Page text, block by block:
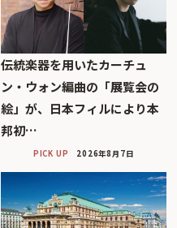
伝統楽器を用いたカーチュ
ン・ウォン編曲の「展覧会の
絵」が、日本フィルにより本
邦初…
PICK UP 2026年8月7日